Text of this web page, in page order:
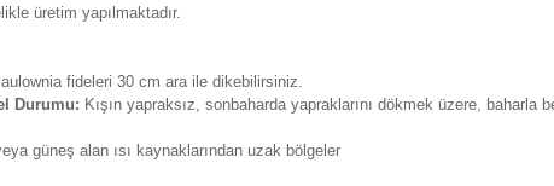
üretim yapılmaktadır.
fideleri 30 cm ara ile dikebilirsiniz.
Durumu: Kışın yapraksız, sonbaharda yapraklarını dökmek üzere, baharla
güneş alan ısı kaynaklarından uzak bölgeler